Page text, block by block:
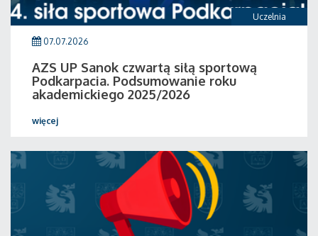
Uczelnia
07.07.2026
AZS UP Sanok czwartą siłą sportową
Podkarpacia. Podsumowanie roku
akademickiego 2025/2026
więcej